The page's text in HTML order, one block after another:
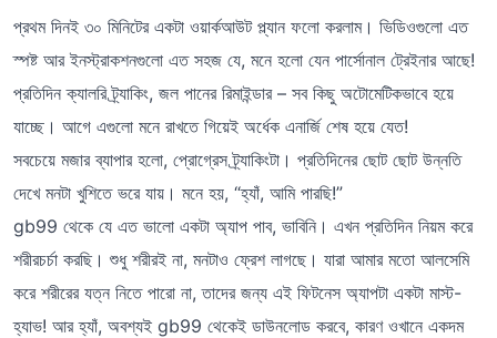
প্রথম দিনই ৩০ মিনিটের একটা ওয়ার্কআউট প্ল্যান ফলো করলাম। ভিডিওগুলো এত
স্পষ্ট আর ইনস্ট্রাকশনগুলো এত সহজ যে, মনে হলো যেন পার্সোনাল ট্রেইনার আছে!
প্রতিদিন ক্যালরি ট্র্যাকিং, জল পানের রিমাইন্ডার – সব কিছু অটোমেটিকভাবে হয়ে
যাচ্ছে। আগে এগুলো মনে রাখতে গিয়েই অর্ধেক এনার্জি শেষ হয়ে যেত!
সবচেয়ে মজার ব্যাপার হলো, প্রোগ্রেস ট্র্যাকিংটা। প্রতিদিনের ছোট ছোট উন্নতি
দেখে মনটা খুশিতে ভরে যায়। মনে হয়, “হ্যাঁ, আমি পারছি!”
gb99 থেকে যে এত ভালো একটা অ্যাপ পাব, ভাবিনি। এখন প্রতিদিন নিয়ম করে
শরীরচর্চা করছি। শুধু শরীরই না, মনটাও ফ্রেশ লাগছে। যারা আমার মতো আলসেমি
করে শরীরের যত্ন নিতে পারো না, তাদের জন্য এই ফিটনেস অ্যাপটা একটা মাস্ট-
হ্যাভ! আর হ্যাঁ, অবশ্যই gb99 থেকেই ডাউনলোড করবে, কারণ ওখানে একদম